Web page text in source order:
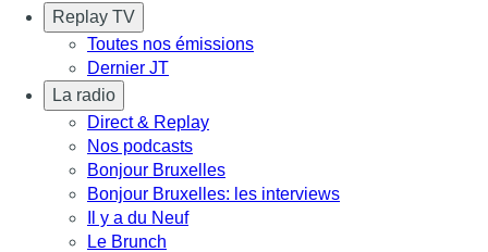
Replay TV
Toutes nos émissions
Dernier JT
La radio
Direct & Replay
Nos podcasts
Bonjour Bruxelles
Bonjour Bruxelles: les interviews
Il y a du Neuf
Le Brunch